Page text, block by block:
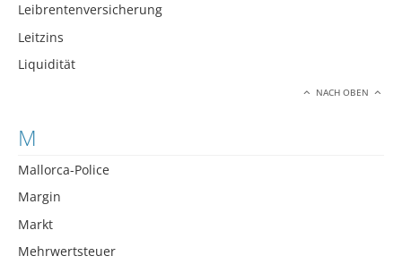
Leibrentenversicherung
Leitzins
Liquidität
NACH OBEN
M
Mallorca-Police
Margin
Markt
Mehrwertsteuer